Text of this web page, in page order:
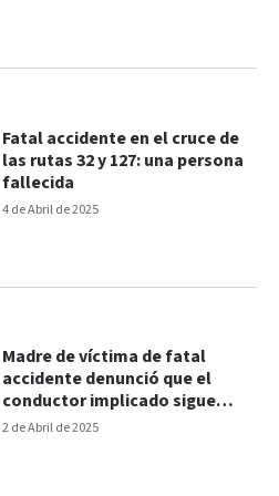
4 de Abril de 2025
Fatal accidente en el cruce de
las rutas 32 y 127: una persona
fallecida
2 de Abril de 2025
Madre de víctima de fatal
accidente denunció que el
conductor implicado sigue
manejando